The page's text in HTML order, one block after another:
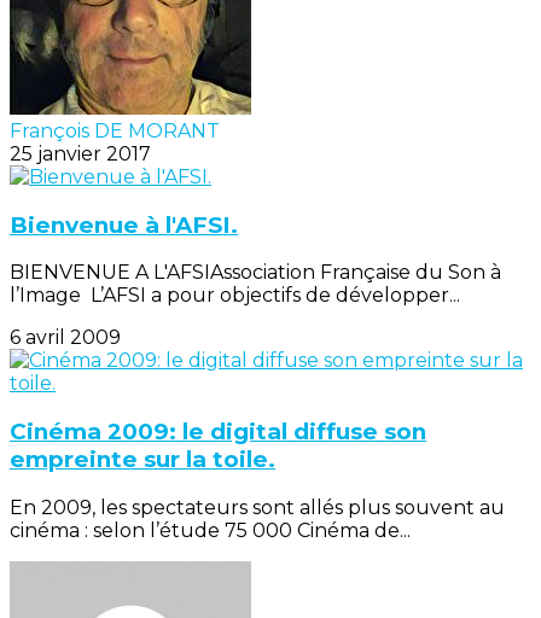
François DE MORANT
25 janvier 2017
Bienvenue à l'AFSI.
BIENVENUE A L'AFSIAssociation Française du Son à
l’Image L’AFSI a pour objectifs de développer...
6 avril 2009
Cinéma 2009: le digital diffuse son
empreinte sur la toile.
En 2009, les spectateurs sont allés plus souvent au
cinéma : selon l’étude 75 000 Cinéma de...